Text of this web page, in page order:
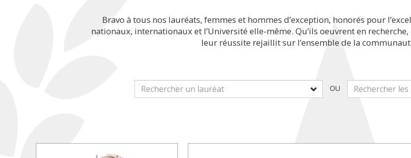
Bravo à tous nos lauréats, femmes et hommes d’exception, honorés pour
nationaux, internationaux et l’Université elle-même. Qu’ils oeuvrent en
leur réussite rejaillit sur l’ensemble de la
OU